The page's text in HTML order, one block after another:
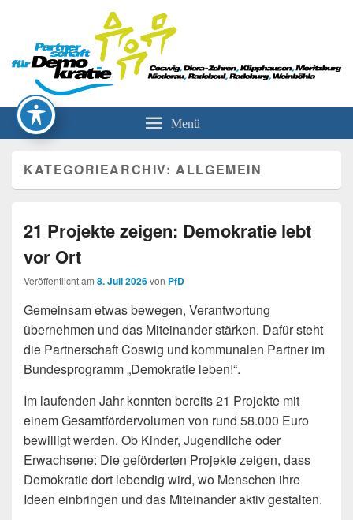
Partnerschaft für Demokratie
Menü
KATEGORIEARCHIV:ALLGEMEIN
21 Projekte zeigen: Demokratie lebt
vor Ort
Veröffentlicht am 8. Juli 2026von PfD
Gemeinsam etwas bewegen, Verantwortung
übernehmen und das Miteinander stärken. Dafür steht
die Partnerschaft Coswig und kommunalen Partner im
Bundesprogramm „Demokratie leben!“.
Im laufenden Jahr konnten bereits 21 Projekte mit
einem Gesamtfördervolumen von rund 58.000 Euro
bewilligt werden. Ob Kinder, Jugendliche oder
Erwachsene: Die geförderten Projekte zeigen, dass
Demokratie dort lebendig wird, wo Menschen ihre
Ideen einbringen und das Miteinander aktiv gestalten.